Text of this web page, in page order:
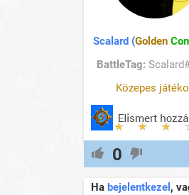
Scalard (Golden
BattleTag:
Közepes
0
Ha bejelentkezel ,